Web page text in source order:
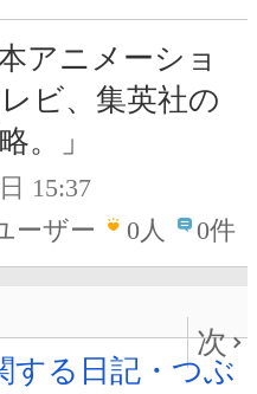
アニメーショ
ビ、集英社の
。」
15:37
ーザー
0人 0件
次
する日記・つぶ